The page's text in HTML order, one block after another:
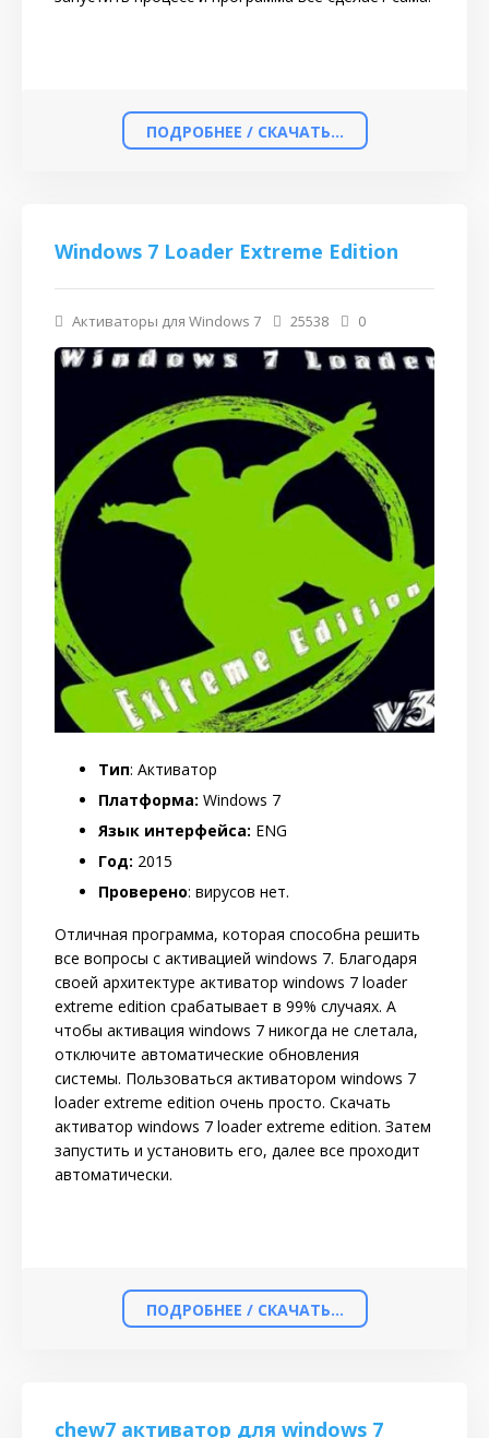
ПОДРОБНЕЕ / СКАЧАТЬ...
Windows 7 Loader Extreme Edition
Активаторы для Windows 7 25538 0
Тип: Активатор
Платформа: Windows 7
Язык интерфейса: ENG
Год: 2015
Проверено: вирусов нет.
Отличная программа, которая способна решить
все вопросы с активацией windows 7. Благодаря
своей архитектуре активатор windows 7 loader
extreme edition срабатывает в 99% случаях. А
чтобы активация windows 7 никогда не слетала,
отключите автоматические обновления
системы. Пользоваться активатором windows 7
loader extreme edition очень просто. Скачать
активатор windows 7 loader extreme edition. Затем
запустить и установить его, далее все проходит
автоматически.
ПОДРОБНЕЕ / СКАЧАТЬ...
chew7 активатор для windows 7